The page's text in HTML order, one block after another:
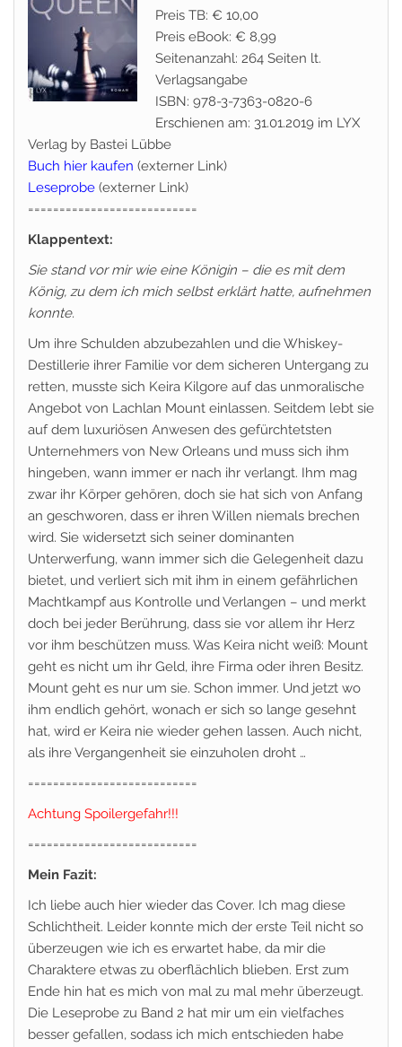
Preis TB: € 10,00
Preis eBook: € 8,99
Seitenanzahl: 264 Seiten lt.
Verlagsangabe
ISBN: 978-3-7363-0820-6
Erschienen am: 31.01.2019 im LYX
Verlag by Bastei Lübbe
Buch hier kaufen (externer Link)
Leseprobe (externer Link)
===========================
Klappentext:
Sie stand vor mir wie eine Königin – die es mit dem
König, zu dem ich mich selbst erklärt hatte, aufnehmen
konnte.
Um ihre Schulden abzubezahlen und die Whiskey-
Destillerie ihrer Familie vor dem sicheren Untergang zu
retten, musste sich Keira Kilgore auf das unmoralische
Angebot von Lachlan Mount einlassen. Seitdem lebt sie
auf dem luxuriösen Anwesen des gefürchtetsten
Unternehmers von New Orleans und muss sich ihm
hingeben, wann immer er nach ihr verlangt. Ihm mag
zwar ihr Körper gehören, doch sie hat sich von Anfang
an geschworen, dass er ihren Willen niemals brechen
wird. Sie widersetzt sich seiner dominanten
Unterwerfung, wann immer sich die Gelegenheit dazu
bietet, und verliert sich mit ihm in einem gefährlichen
Machtkampf aus Kontrolle und Verlangen – und merkt
doch bei jeder Berührung, dass sie vor allem ihr Herz
vor ihm beschützen muss. Was Keira nicht weiß: Mount
geht es nicht um ihr Geld, ihre Firma oder ihren Besitz.
Mount geht es nur um sie. Schon immer. Und jetzt wo
ihm endlich gehört, wonach er sich so lange gesehnt
hat, wird er Keira nie wieder gehen lassen. Auch nicht,
als ihre Vergangenheit sie einzuholen droht …
===========================
Achtung Spoilergefahr!!!
===========================
Mein Fazit:
Ich liebe auch hier wieder das Cover. Ich mag diese
Schlichtheit. Leider konnte mich der erste Teil nicht so
überzeugen wie ich es erwartet habe, da mir die
Charaktere etwas zu oberflächlich blieben. Erst zum
Ende hin hat es mich von mal zu mal mehr überzeugt.
Die Leseprobe zu Band 2 hat mir um ein vielfaches
besser gefallen, sodass ich mich entschieden habe